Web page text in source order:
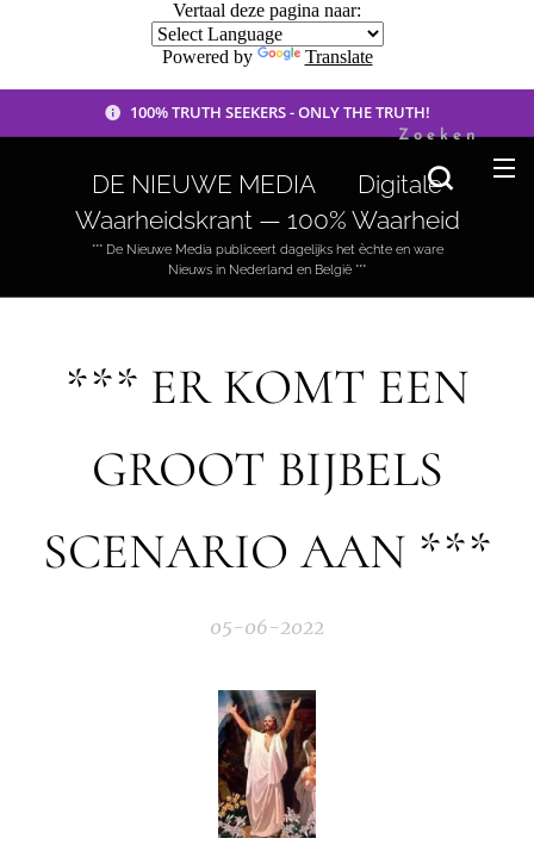
Vertaal deze pagina naar:
Powered by Translate
100% TRUTH SEEKERS - ONLY THE TRUTH!
DE NIEUWE MEDIA 🟣 Digitale
Waarheidskrant — 100% Waarheid
*** De Nieuwe Media publiceert dagelijks het èchte en ware
Nieuws in Nederland en België ***
Zoeken
*** ER KOMT EEN
GROOT BIJBELS
SCENARIO AAN ***
05-06-2022